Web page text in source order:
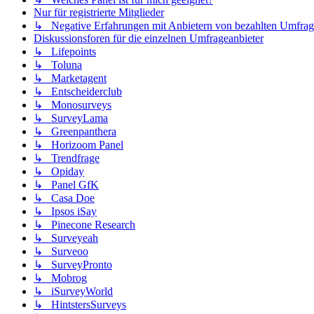
Nur für registrierte Mitglieder
↳ Negative Erfahrungen mit Anbietern von bezahlten
Diskussionsforen für die einzelnen Umfrageanbieter
↳ Lifepoints
↳ Toluna
↳ Marketagent
↳ Entscheiderclub
↳ Monosurveys
↳ SurveyLama
↳ Greenpanthera
↳ Horizoom Panel
↳ Trendfrage
↳ Opiday
↳ Panel GfK
↳ Casa Doe
↳ Ipsos iSay
↳ Pinecone Research
↳ Surveyeah
↳ Surveoo
↳ SurveyPronto
↳ Mobrog
↳ iSurveyWorld
↳ HintstersSurveys